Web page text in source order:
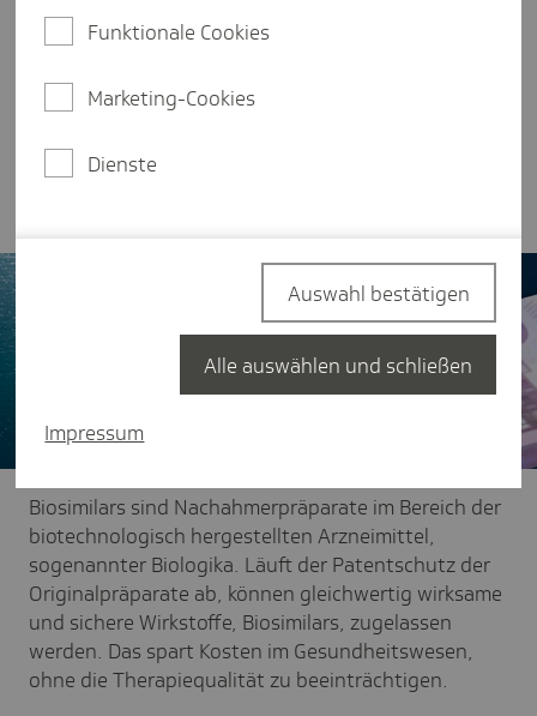
Biosimilars bieten enorme Chancen für das
deutsche Gesundheitssystem. Ein Blick auf die
Entwicklung des Arzneimittelmarkts und das
europäische Preisniveau zeigt hohe
können darüber hinaus die Versorgungssicherheit
Biosimilars sind Nachahmerpräparate im Bereich der
biotechnologisch hergestellten Arzneimittel,
sogenannter Biologika. Läuft der Patentschutz der
Originalpräparate ab, können gleichwertig wirksame
und sichere Wirkstoffe, Biosimilars, zugelassen
werden. Das spart Kosten im Gesundheitswesen,
ohne die Therapiequalität zu beeinträchtigen.
Funktionale Cookies
Marketing-Cookies
Dienste
Impressum
Auswahl bestätigen
Alle auswählen und schließen